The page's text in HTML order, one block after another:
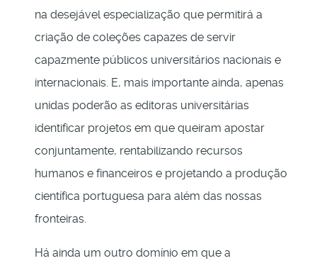
na desejável especialização que permitirá a
criação de coleções capazes de servir
capazmente públicos universitários nacionais e
internacionais. E, mais importante ainda, apenas
unidas poderão as editoras universitárias
identificar projetos em que queiram apostar
conjuntamente, rentabilizando recursos
humanos e financeiros e projetando a produção
científica portuguesa para além das nossas
fronteiras.
Há ainda um outro domínio em que a